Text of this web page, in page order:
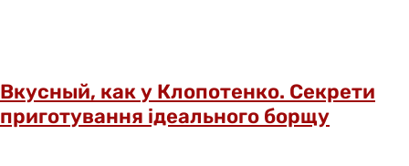
Вкусный, как у Клопотенко. Секрети
приготування ідеального борщу